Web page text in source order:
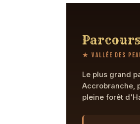
★ Vallée des
Le plus grand
Accrobranche,
pleine forêt